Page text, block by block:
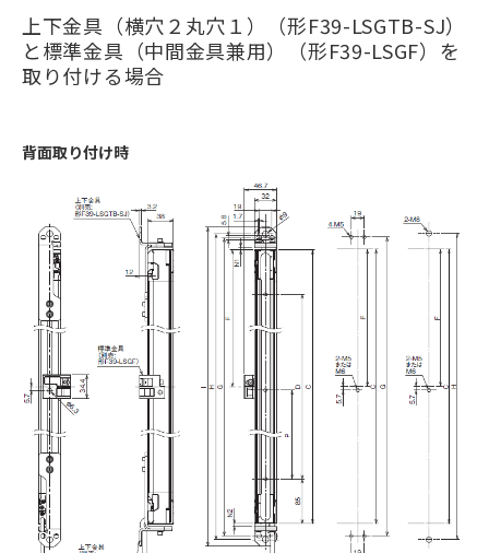
上下金具（横穴２丸穴１）（形F39-LSGTB-SJ）
と標準金具（中間金具兼用）（形F39-LSGF）を
取り付ける場合
背面取り付け時